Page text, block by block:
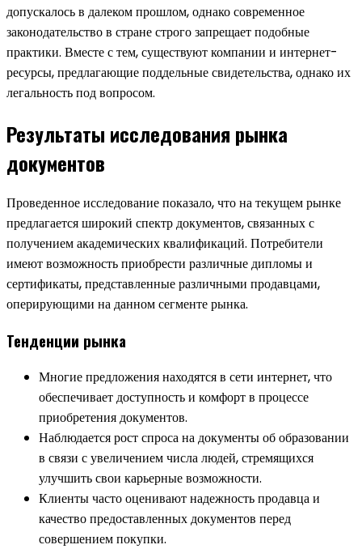
допускалось в далеком прошлом, однако современное
законодательство в стране строго запрещает подобные
практики. Вместе с тем, существуют компании и интернет-
ресурсы, предлагающие поддельные свидетельства, однако их
легальность под вопросом.
Результаты исследования рынка
документов
Проведенное исследование показало, что на текущем рынке
предлагается широкий спектр документов, связанных с
получением академических квалификаций. Потребители
имеют возможность приобрести различные дипломы и
сертификаты, представленные различными продавцами,
оперирующими на данном сегменте рынка.
Тенденции рынка
Многие предложения находятся в сети интернет, что
обеспечивает доступность и комфорт в процессе
приобретения документов.
Наблюдается рост спроса на документы об образовании
в связи с увеличением числа людей, стремящихся
улучшить свои карьерные возможности.
Клиенты часто оценивают надежность продавца и
качество предоставленных документов перед
совершением покупки.